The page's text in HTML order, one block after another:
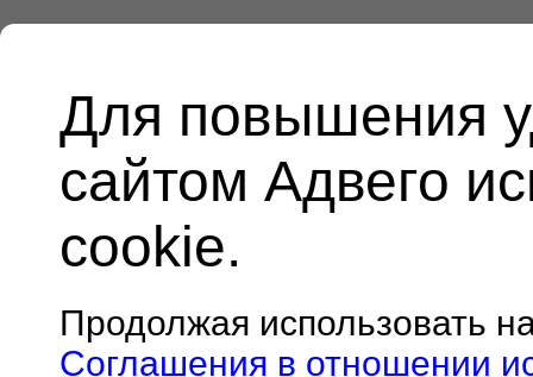
Для повышения
сайтом Адвего
cookie.
Продолжая использовать
Соглашения в отношении